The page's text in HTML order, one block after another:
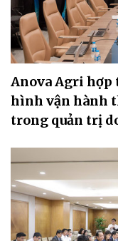
Anova Agri hợp
hình vận hành
trong quản trị